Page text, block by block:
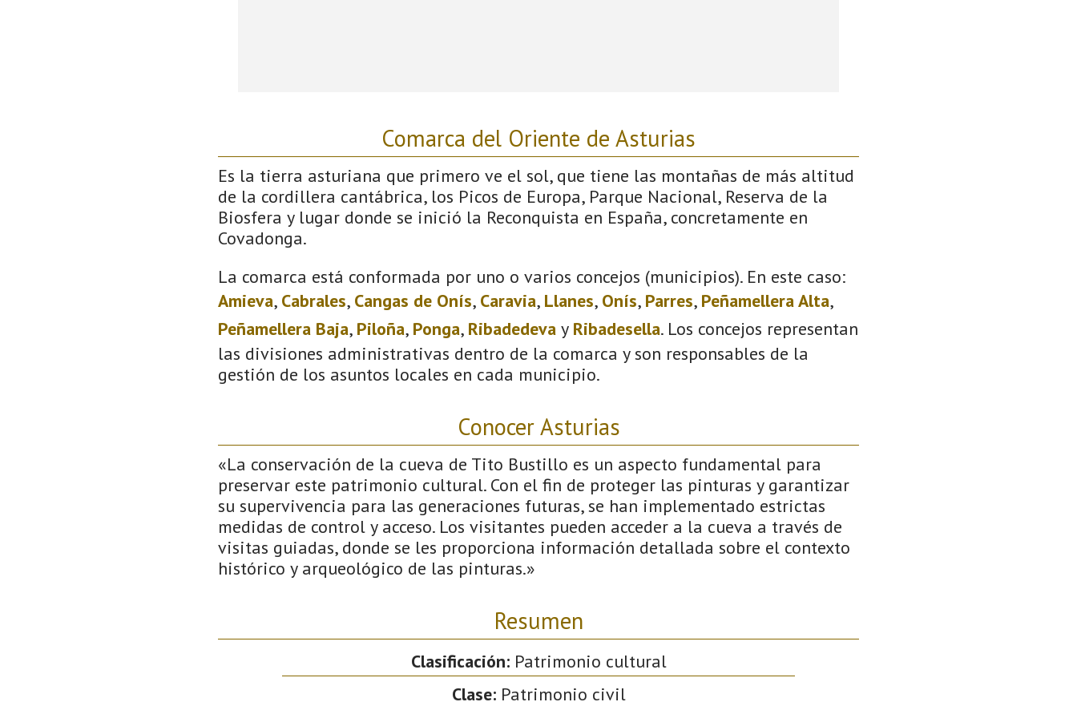
Comarca del Oriente de Asturias
Es la tierra asturiana que primero ve el sol, que tiene las montañas de más altitud
de la cordillera cantábrica, los Picos de Europa, Parque Nacional, Reserva de la
Biosfera y lugar donde se inició la Reconquista en España, concretamente en
Covadonga.
La comarca está conformada por uno o varios concejos (municipios). En este caso:
Amieva, Cabrales, Cangas de Onís, Caravia, Llanes, Onís, Parres, Peñamellera Alta,
Peñamellera Baja, Piloña, Ponga, Ribadedeva y Ribadesella. Los concejos representan
las divisiones administrativas dentro de la comarca y son responsables de la
gestión de los asuntos locales en cada municipio.
Conocer Asturias
«La conservación de la cueva de Tito Bustillo es un aspecto fundamental para
preservar este patrimonio cultural. Con el fin de proteger las pinturas y garantizar
su supervivencia para las generaciones futuras, se han implementado estrictas
medidas de control y acceso. Los visitantes pueden acceder a la cueva a través de
visitas guiadas, donde se les proporciona información detallada sobre el contexto
histórico y arqueológico de las pinturas.»
Resumen
Clasificación:Patrimonio cultural
Clase:Patrimonio civil